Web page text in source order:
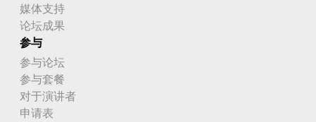
媒体支持
论坛成果
参与
参与论坛
参与套餐
对于演讲者
申请表